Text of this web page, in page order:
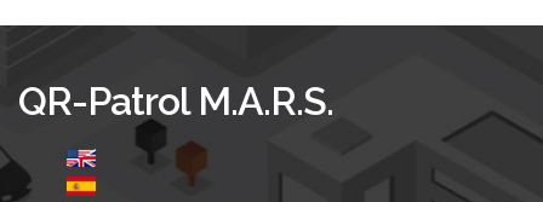
QR-Patrol M.A.R.S.